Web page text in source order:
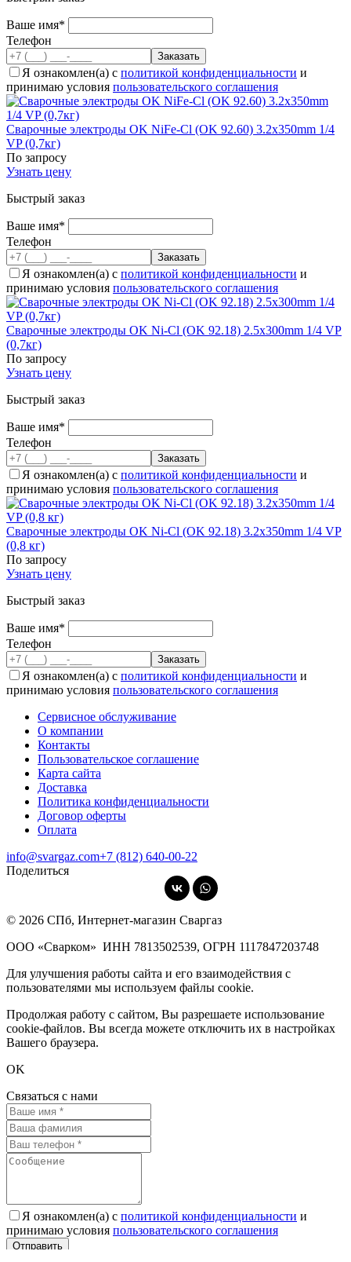
Ваше имя*
Телефон
Я ознакомлен(а) с политикой конфиденциальности и
принимаю условия пользовательского соглашения
Сварочные электроды OK NiFe-Cl (OK 92.60) 3.2x350mm 1/4
VP (0,7кг)
По запросу
Узнать цену
Быстрый заказ
Ваше имя*
Телефон
Я ознакомлен(а) с политикой конфиденциальности и
принимаю условия пользовательского соглашения
Сварочные электроды OK Ni-Cl (OK 92.18) 2.5x300mm 1/4 VP
(0,7кг)
По запросу
Узнать цену
Быстрый заказ
Ваше имя*
Телефон
Я ознакомлен(а) с политикой конфиденциальности и
принимаю условия пользовательского соглашения
Сварочные электроды OK Ni-Cl (OK 92.18) 3.2x350mm 1/4 VP
(0,8 кг)
По запросу
Узнать цену
Быстрый заказ
Ваше имя*
Телефон
Я ознакомлен(а) с политикой конфиденциальности и
принимаю условия пользовательского соглашения
Сервисное обслуживание
О компании
Контакты
Пользовательское соглашение
Карта сайта
Доставка
Политика конфиденциальности
Договор оферты
Оплата
info@svargaz.com+7 (812) 640‑00‑22
Поделиться
© 2026 СПб, Интернет-магазин Сваргаз
ООО «Сварком» ИНН 7813502539, ОГРН 1117847203748
Для улучшения работы сайта и его взаимодействия с
пользователями мы используем файлы cookie.
Продолжая работу с сайтом, Вы разрешаете использование
cookie-файлов. Вы всегда можете отключить их в настройках
Вашего браузера.
OK
Связаться с нами
Я ознакомлен(а) с политикой конфиденциальности и
принимаю условия пользовательского соглашения